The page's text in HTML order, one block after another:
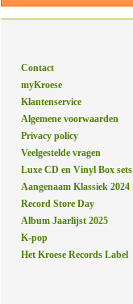
Contact
myKroese
Klantenservice
Algemene voorwaarden
Privacy policy
Veelgestelde vragen
Luxe CD en Vinyl Box sets
Aangenaam Klassiek 2024
Record Store Day
Album Jaarlijst 2025
K-pop
Het Kroese Records Label